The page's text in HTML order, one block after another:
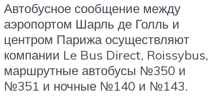
Автобусное сообщение между
аэропортом Шарль де Голль и
центром Парижа осуществляют
компании Le Bus Direct, Roissybus,
маршрутные автобусы №350 и
№351 и ночные №140 и №143.